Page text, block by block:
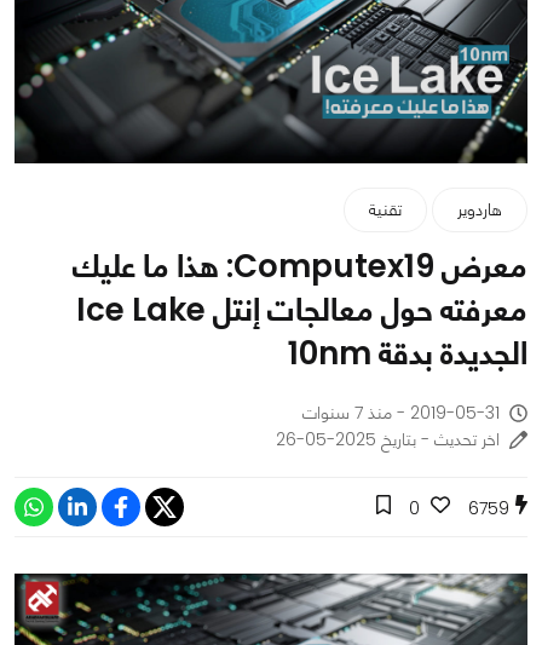
هاردوير تقنية
معرض Computex19: هذا ما عليك
معرفته حول معالجات إنتل Ice Lake
الجديدة بدقة 10nm
2019-05-31 - منذ 7 سنوات
اخر تحديث - بتاريخ 2025-05-26
6759
0